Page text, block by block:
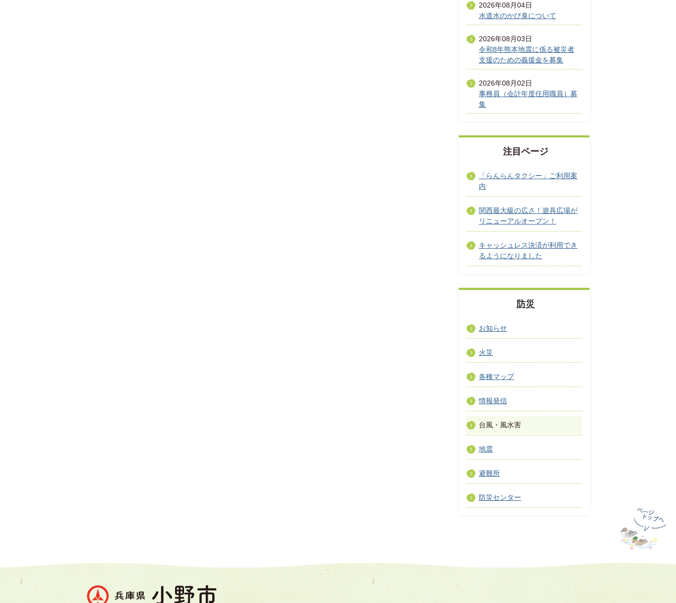
2026年08月04日
水道水のかび臭について
2026年08月03日
令和8年熊本地震に係る被災者
支援のための義援金を募集
2026年08月02日
事務員（会計年度任用職員）募
集
注目ページ
「らんらんタクシー」ご利用案
内
関西最大級の広さ！遊具広場が
リニューアルオープン！
キャッシュレス決済が利用でき
るようになりました
防災
お知らせ
火災
各種マップ
情報発信
台風・風水害
地震
避難所
防災センター